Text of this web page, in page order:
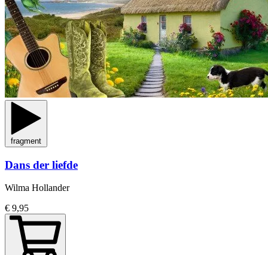
fragment
Dans der liefde
Wilma Hollander
€ 9,95